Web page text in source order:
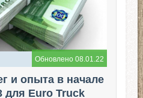
Обновлено 08.01.22
и опыта в начале
для Euro Truck